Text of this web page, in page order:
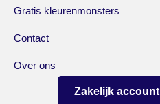
Gratis kleurenmonsters
Contact
Over ons
Zakelijk account